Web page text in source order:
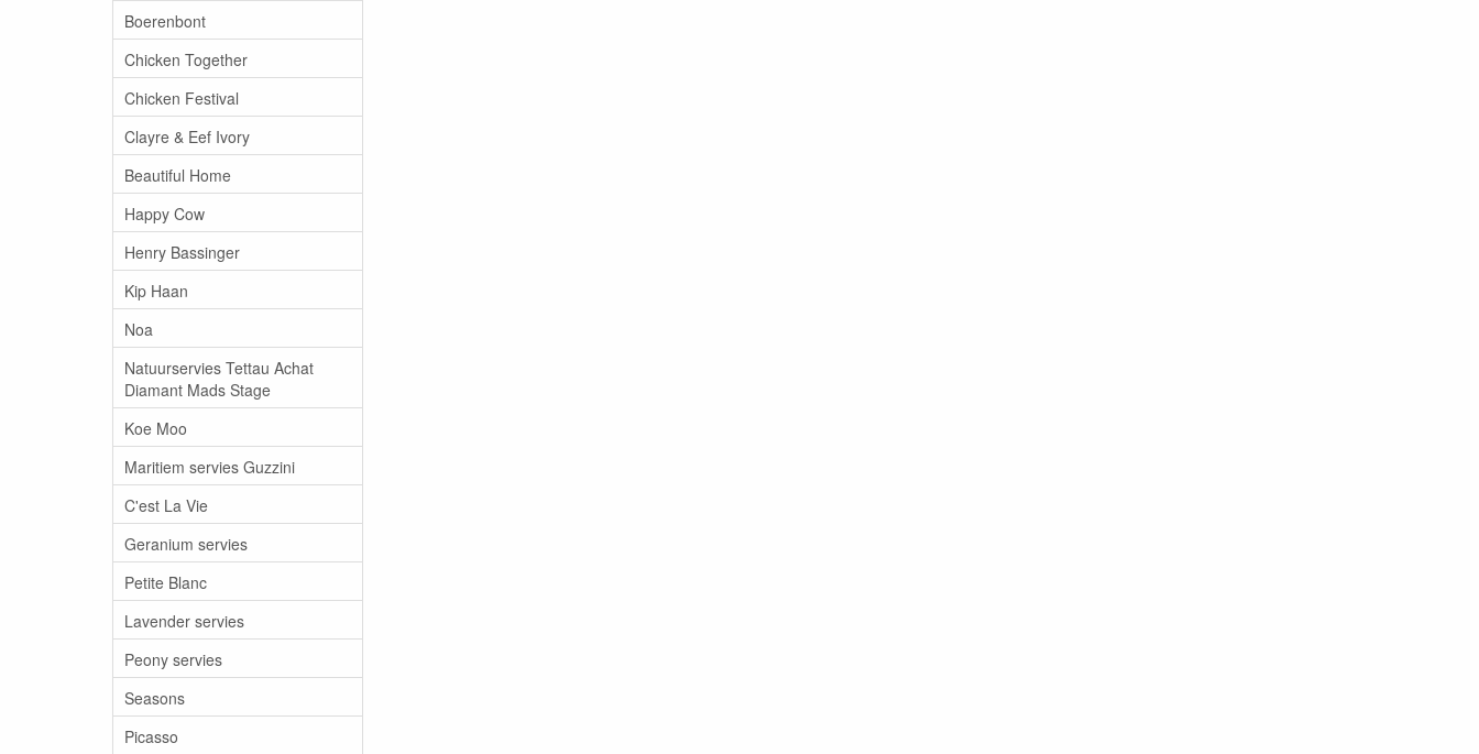
Boerenbont
Chicken Together
Chicken Festival
Clayre & Eef Ivory
Beautiful Home
Happy Cow
Henry Bassinger
Kip Haan
Noa
Natuurservies Tettau Achat
Diamant Mads Stage
Koe Moo
Maritiem servies Guzzini
C'est La Vie
Geranium servies
Petite Blanc
Lavender servies
Peony servies
Seasons
Picasso